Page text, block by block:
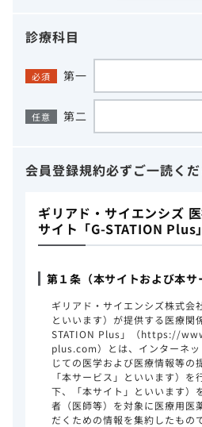
診療科目
必須 第一
任意 第二
会員登録規約必ずご一読く
ギリアド・サイエンシズ
サイト「G-STATION Plus
第１条（本サイトおよび本サ
ギリアド・サイエンシズ株式会
といいます）が提供する医療関
STATION Plus」（https://
plus.com）とは、インターネ
じての医学および医療情報等の
「本サービス」といいます）を
下、「本サイト」といいます）
者（医師等）を対象に医療用医
だくための情報を集約したもの